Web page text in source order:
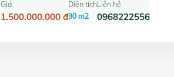
Giá
1.500.000.000 đ
Diện tích
90 m2
Liên hệ
0968222556